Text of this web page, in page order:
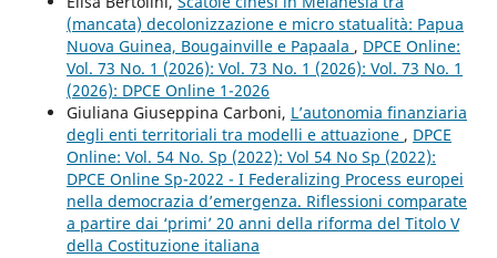
(mancata) decolonizzazione e micro statualità: Papua
Nuova Guinea, Bougainville e Papaala , DPCE Online:
Vol. 73 No. 1 (2026): Vol. 73 No. 1 (2026): Vol. 73 No. 1
(2026): DPCE Online 1-2026
Giuliana Giuseppina Carboni, L’autonomia finanziaria
degli enti territoriali tra modelli e attuazione , DPCE
Online: Vol. 54 No. Sp (2022): Vol 54 No Sp (2022):
DPCE Online Sp-2022 - I Federalizing Process europei
nella democrazia d’emergenza. Riflessioni comparate
a partire dai ‘primi’ 20 anni della riforma del Titolo V
della Costituzione italiana